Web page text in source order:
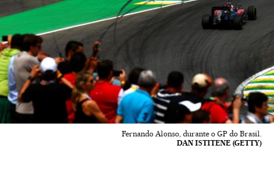
Fernando Alonso, durante o GP do Brasil.
DAN ISTITENE (GETTY)